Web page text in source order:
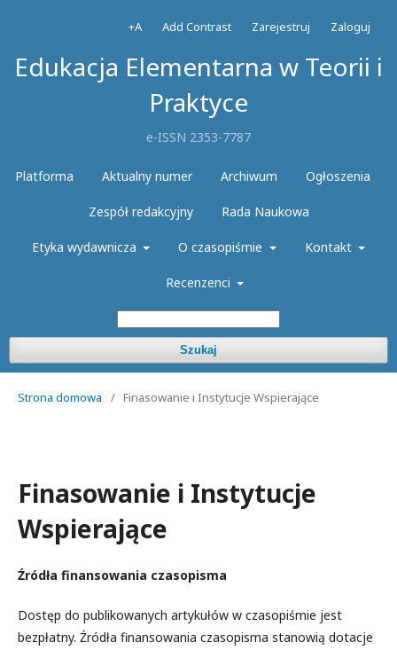
Edukacja Elementarna w Teorii i
Praktyce
e-ISSN 2353-7787
Platforma Aktualny numer Archiwum Ogłoszenia
Zespół redakcyjny Rada Naukowa
Etyka wydawnicza O czasopiśmie Kontakt
Recenzenci
Szukaj
+A Add Contrast Zarejestruj Zaloguj
Strona domowa / Finasowanie i Instytucje Wspierające
Finasowanie i Instytucje
Wspierające
Źródła finansowania czasopisma
Dostęp do publikowanych artykułów w czasopiśmie jest
bezpłatny. Źródła finansowania czasopisma stanowią dotacje